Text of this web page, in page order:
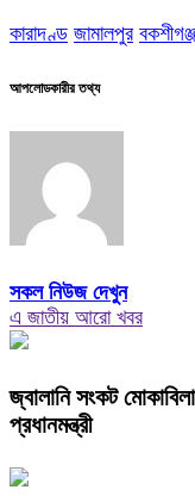
কারাদণ্ড জামালপুর বকশীগঞ্জ
আপলোডকারীর তথ্য
সকল নিউজ দেখুন
এ জাতীয় আরো খবর
জ্বালানি সংকট
প্রধানমন্ত্রী